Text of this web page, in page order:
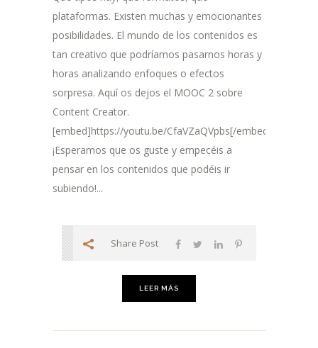
plataformas. Existen muchas y emocionantes
posibilidades. El mundo de los contenidos es
tan creativo que podríamos pasarnos horas y
horas analizando enfoques o efectos
sorpresa. Aquí os dejos el MOOC 2 sobre
Content Creator.
[embed]https://youtu.be/CfaVZaQVpbs[/embed]
¡Esperamos que os guste y empecéis a
pensar en los contenidos que podéis ir
subiendo!...
Share Post
LEER MÁS